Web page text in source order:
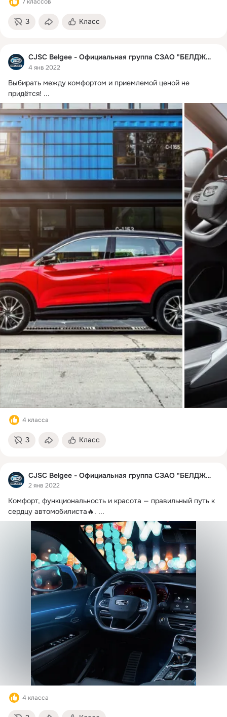
7 классов
3 Класс
CJSC Belgee - Официальная группа СЗАО "БЕЛДЖИ"
4 янв 2022
Выбирать между комфортом и приемлемой ценой не
придётся! ...
4 класса
3 Класс
CJSC Belgee - Официальная группа СЗАО "БЕЛДЖИ"
2 янв 2022
Комфорт, функциональность и красота — правильный путь к
сердцу автомобилиста🔥. ...
4 класса